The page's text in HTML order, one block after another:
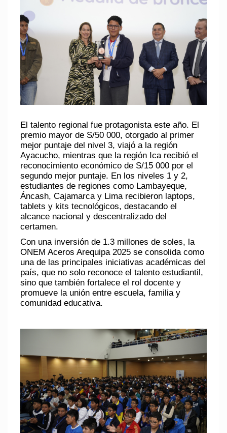
El talento regional fue protagonista este año. El
premio mayor de S/50 000, otorgado al primer
mejor puntaje del nivel 3, viajó a la región
Ayacucho, mientras que la región Ica recibió el
reconocimiento económico de S/15 000 por el
segundo mejor puntaje. En los niveles 1 y 2,
estudiantes de regiones como Lambayeque,
Áncash, Cajamarca y Lima recibieron laptops,
tablets y kits tecnológicos, destacando el
alcance nacional y descentralizado del
certamen.
Con una inversión de 1.3 millones de soles, la
ONEM Aceros Arequipa 2025 se consolida como
una de las principales iniciativas académicas del
país, que no solo reconoce el talento estudiantil,
sino que también fortalece el rol docente y
promueve la unión entre escuela, familia y
comunidad educativa.